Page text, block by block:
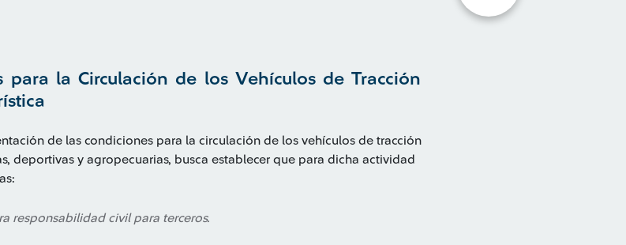
para la Circulación de los Vehículos de Tracción
de las condiciones para la circulación de los vehículos de tracción
deportivas y agropecuarias, busca establecer que para dicha actividad
responsabilidad civil para terceros.